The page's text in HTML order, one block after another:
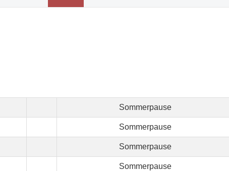
Sommerpause
Sommerpause
Sommerpause
Sommerpause